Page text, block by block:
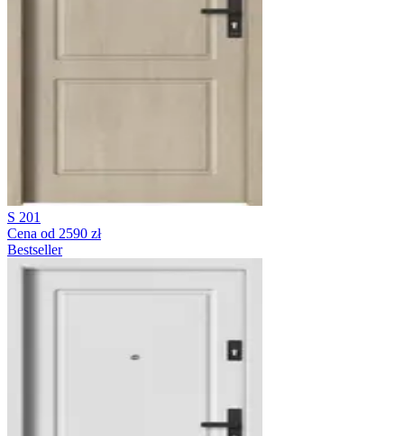
S 201
Cena od 2590 zł
Bestseller